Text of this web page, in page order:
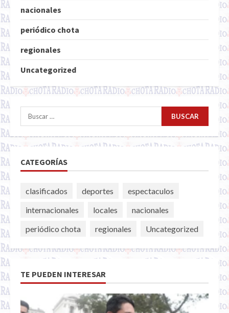
nacionales
periódico chota
regionales
Uncategorized
Buscar:
CATEGORÍAS
clasificados deportes
espectaculos
internacionales
locales
nacionales
periódico chota
regionales Uncategorized
TE PUEDEN INTERESAR